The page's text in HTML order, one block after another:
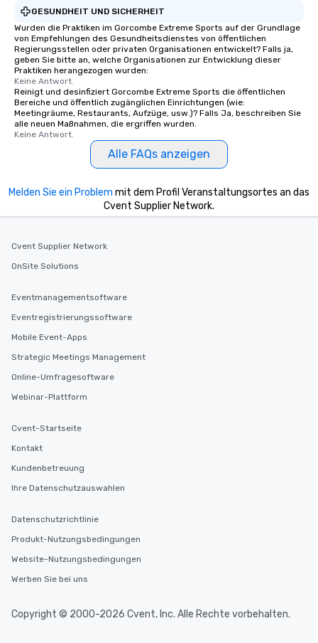
GESUNDHEIT UND SICHERHEIT
Wurden die Praktiken im Gorcombe Extreme Sports auf der Grundlage
von Empfehlungen des Gesundheitsdienstes von öffentlichen
Regierungsstellen oder privaten Organisationen entwickelt? Falls ja,
geben Sie bitte an, welche Organisationen zur Entwicklung dieser
Praktiken herangezogen wurden:
Keine Antwort.
Reinigt und desinfiziert Gorcombe Extreme Sports die öffentlichen
Bereiche und öffentlich zugänglichen Einrichtungen (wie:
Meetingräume, Restaurants, Aufzüge, usw.)? Falls Ja, beschreiben Sie
alle neuen Maßnahmen, die ergriffen wurden.
Keine Antwort.
Alle FAQs anzeigen
Melden Sie ein Problem mit dem Profil Veranstaltungsortes an das
Cvent Supplier Network.
Cvent Supplier Network
OnSite Solutions
Eventmanagementsoftware
Eventregistrierungssoftware
Mobile Event-Apps
Strategic Meetings Management
Online-Umfragesoftware
Webinar-Plattform
Cvent-Startseite
Kontakt
Kundenbetreuung
Ihre Datenschutzauswahlen
Datenschutzrichtlinie
Produkt-Nutzungsbedingungen
Website-Nutzungsbedingungen
Werben Sie bei uns
Copyright © 2000-2026 Cvent, Inc. Alle Rechte vorbehalten.